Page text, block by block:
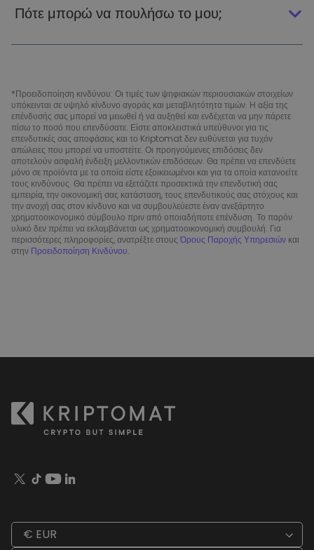
Πότε μπορώ να πουλήσω το μου;
*Προειδοποίηση κινδύνου: Οι τιμές των ψηφιακών περιουσιακών στοιχείων
υπόκεινται σε υψηλό κίνδυνο αγοράς και μεταβλητότητα τιμών. Η αξία της
επένδυσής σας μπορεί να μειωθεί ή να αυξηθεί και ενδέχεται να μην πάρετε
πίσω το ποσό που επενδύσατε. Είστε αποκλειστικά υπεύθυνοι για τις
επενδυτικές σας αποφάσεις και το Kriptomat δεν ευθύνεται για τυχόν
απώλειες που μπορεί να υποστείτε. Οι προηγούμενες επιδόσεις δεν
αποτελούν ασφαλή ένδειξη μελλοντικών επιδόσεων. Θα πρέπει να επενδύετε
μόνο σε προϊόντα με τα οποία είστε εξοικειωμένοι και για τα οποία κατανοείτε
τους κινδύνους. Θα πρέπει να εξετάζετε προσεκτικά την επενδυτική σας
εμπειρία, την οικονομική σας κατάσταση, τους επενδυτικούς σας στόχους και
την ανοχή σας στον κίνδυνο και να συμβουλεύεστε έναν ανεξάρτητο
χρηματοοικονομικό σύμβουλο πριν από οποιαδήποτε επένδυση. Το παρόν
υλικό δεν πρέπει να εκλαμβάνεται ως χρηματοοικονομική συμβουλή. Για
περισσότερες πληροφορίες, ανατρέξτε στουςΌρους Παροχής Υπηρεσιών και
στην Προειδοποίηση Κινδύνου.
€ EUR